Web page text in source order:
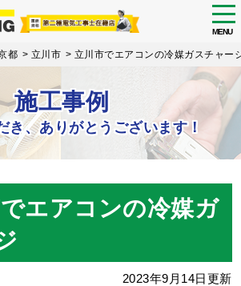
MENU
都 > 立川市 > 立川市でエアコンの冷媒ガスチャー
施工事例
き、ありがとうございます！
エアコンの冷媒ガ
2023年9月14日更新